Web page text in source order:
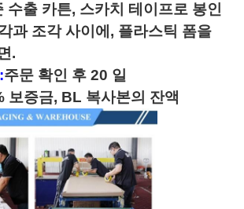
수출 카튼, 스카치 테이프로 봉인
과 조각 사이에, 플라스틱 폼을
.
주문 확인 후 20 일
보증금, BL 복사본의 잔액